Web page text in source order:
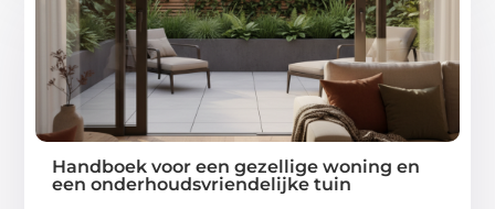
Handboek voor een gezellige woning en
een onderhoudsvriendelijke tuin